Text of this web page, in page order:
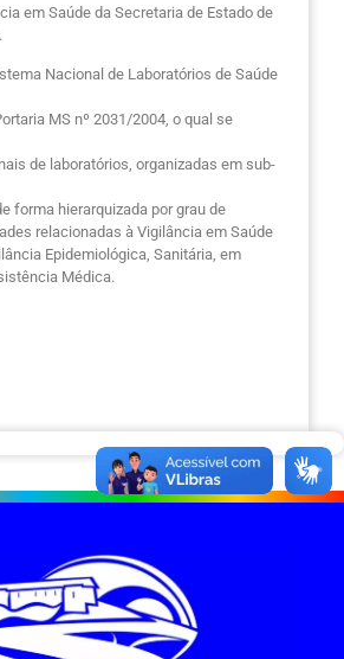
em Saúde da Secretaria de Estado de
Nacional de Laboratórios de Saúde
MS nº 2031/2004, o qual se
de laboratórios, organizadas em sub-
forma hierarquizada por grau de
relacionadas à Vigilância em Saúde
Epidemiológica, Sanitária, em
Médica.